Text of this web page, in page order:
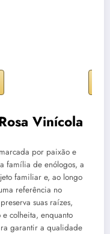
Vinícola
por paixão e
família de enólogos, a
familiar e, ao longo
referência no
suas raízes,
colheita, enquanto
garantir a qualidade